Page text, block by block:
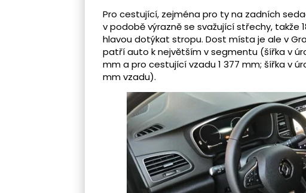
Pro cestující, zejména pro ty na zadních
v podobě výrazně se svažující střechy, takže
hlavou dotýkat stropu. Dost místa je ale v
patří auto k největším v segmentu (šířka v
mm a pro cestující vzadu 1 377 mm; šířka v
mm vzadu).